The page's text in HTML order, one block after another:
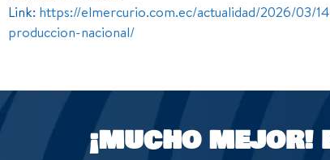
Link: https://elmercurio.com.ec/actualidad/2026/03/
produccion-nacional/
¡MUCHO MEJOR!